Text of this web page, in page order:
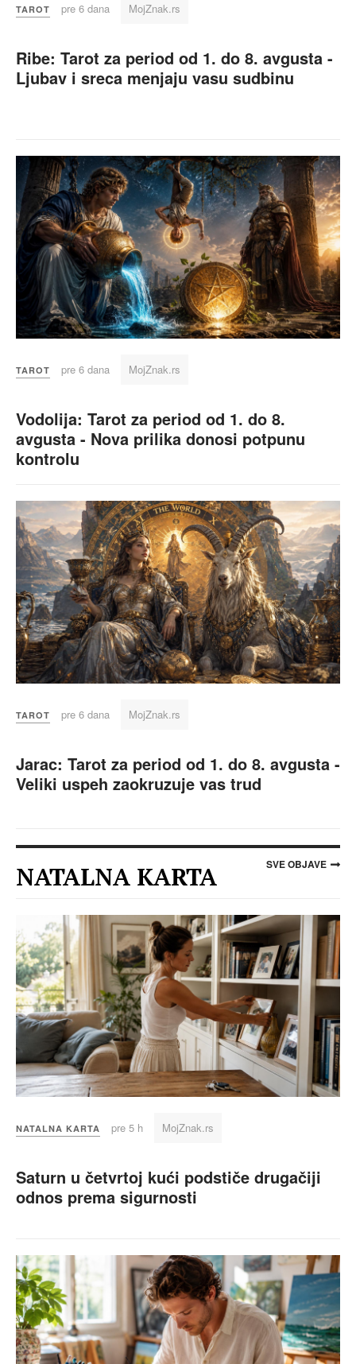
TAROT pre 6 dana MojZnak.rs
Ribe: Tarot za period od 1. do 8. avgusta -
Ljubav i sreca menjaju vasu sudbinu
TAROT pre 6 dana MojZnak.rs
Vodolija: Tarot za period od 1. do 8.
avgusta - Nova prilika donosi potpunu
kontrolu
TAROT pre 6 dana MojZnak.rs
Jarac: Tarot za period od 1. do 8. avgusta -
Veliki uspeh zaokruzuje vas trud
NATALNA KARTA SVE OBJAVE
NATALNA KARTA pre 5 h MojZnak.rs
Saturn u četvrtoj kući podstiče drugačiji
odnos prema sigurnosti